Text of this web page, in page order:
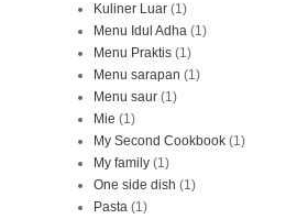
Kuliner Luar (1)
Menu Idul Adha (1)
Menu Praktis (1)
Menu sarapan (1)
Menu saur (1)
Mie (1)
My Second Cookbook (1)
My family (1)
One side dish (1)
Pasta (1)